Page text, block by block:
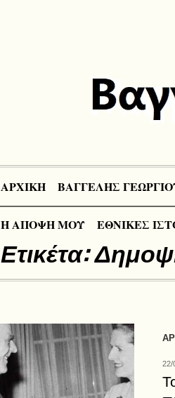
ΑΡΧΙΚΗ ΒΑΓΓΕΛΗΣ
Η ΑΠΟΨΗ ΜΟΥ ΕΘΝΙΚΕΣ
Ετικέτα:
22/